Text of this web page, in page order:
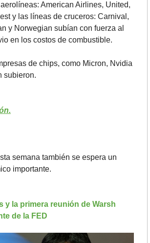
American Airlines, United,
y las líneas de cruceros: Carnival,
y Norwegian subían con fuerza al
en los costos de combustible.
de chips, como Micron, Nvidia
subieron.
semana también se espera un
importante.
y la primera reunión de Warsh
de la FED